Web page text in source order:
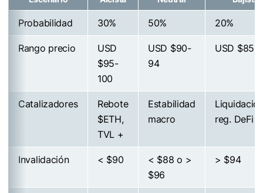
Probabilidad 30% 50% 20%
Rango precio
USD
$95-
100
USD $90-
94
USD $85-
Catalizadores
Rebote
$ETH,
TVL +
Estabilidad
macro
reg. DeFi
Invalidación < $90
< $88 o >
$96
> $94